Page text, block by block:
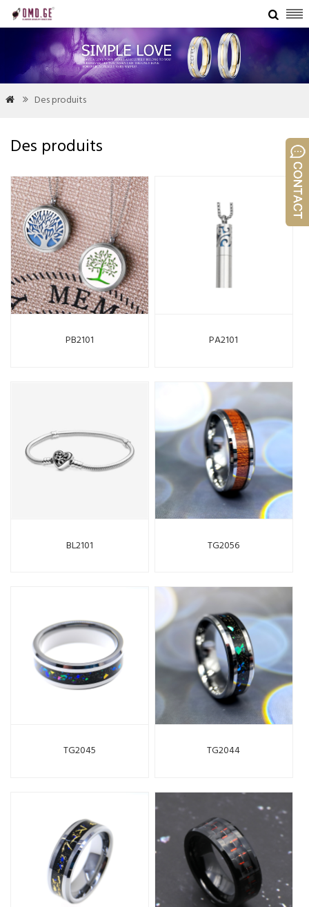

  Des produits
Des produits
PB2101 PA2101
BL2101 TG2056
TG2045 TG2044